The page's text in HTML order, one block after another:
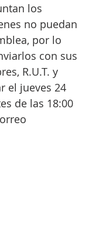
los
no puedan
por lo
con sus
R.U.T. y
el jueves 24
de las 18:00